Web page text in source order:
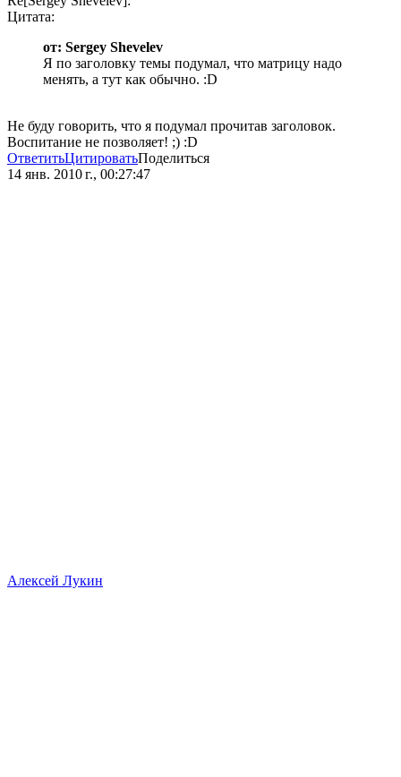
Цитата:
от: Sergey Shevelev
Я по заголовку темы подумал, что матрицу надо
менять, а тут как обычно. :D
Не буду говорить, что я подумал прочитав заголовок.
Воспитание не позволяет! ;) :D
ОтветитьЦитироватьПоделиться
14 янв. 2010 г., 00:27:47
Алексей Лукин